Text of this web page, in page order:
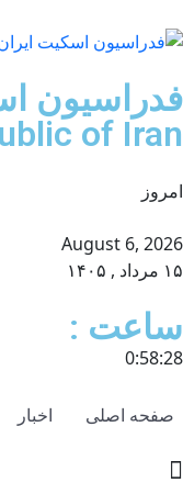
فدراسیون
of Iran
امروز
August 6, 2026
۱۵ مرداد , ۱۴۰۵
ساعت :
0:58:28
صفحه اصلی اخبار